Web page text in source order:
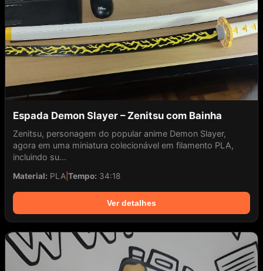
Espada Demon Slayer – Zenitsu com Bainha
Zenitsu, personagem do popular anime Demon Slayer,
agora em uma miniatura colecionável em filamento PLA,
incluindo su...
Material: PLA| Tempo: 34:18
Ver detalhes